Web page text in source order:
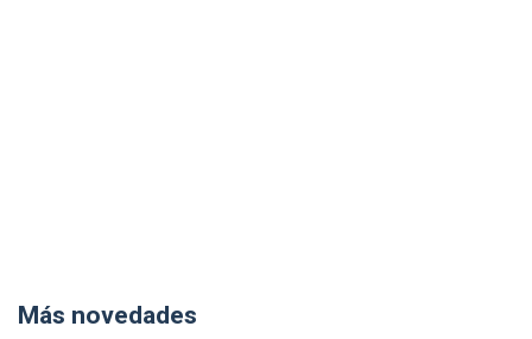
Más novedades